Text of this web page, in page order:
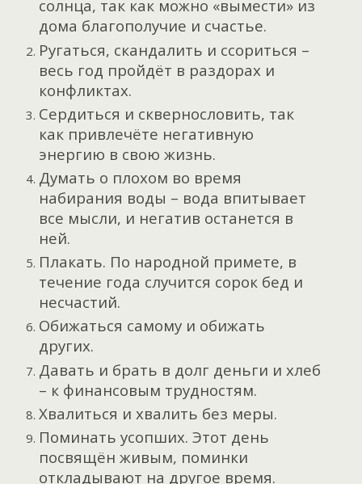
солнца, так как можно «вымести» из
дома благополучие и счастье.
Ругаться, скандалить и ссориться –
весь год пройдёт в раздорах и
конфликтах.
Сердиться и сквернословить, так
как привлечёте негативную
энергию в свою жизнь.
Думать о плохом во время
набирания воды – вода впитывает
все мысли, и негатив останется в
ней.
Плакать. По народной примете, в
течение года случится сорок бед и
несчастий.
Обижаться самому и обижать
других.
Давать и брать в долг деньги и хлеб
– к финансовым трудностям.
Хвалиться и хвалить без меры.
Поминать усопших. Этот день
посвящён живым, поминки
откладывают на другое время.